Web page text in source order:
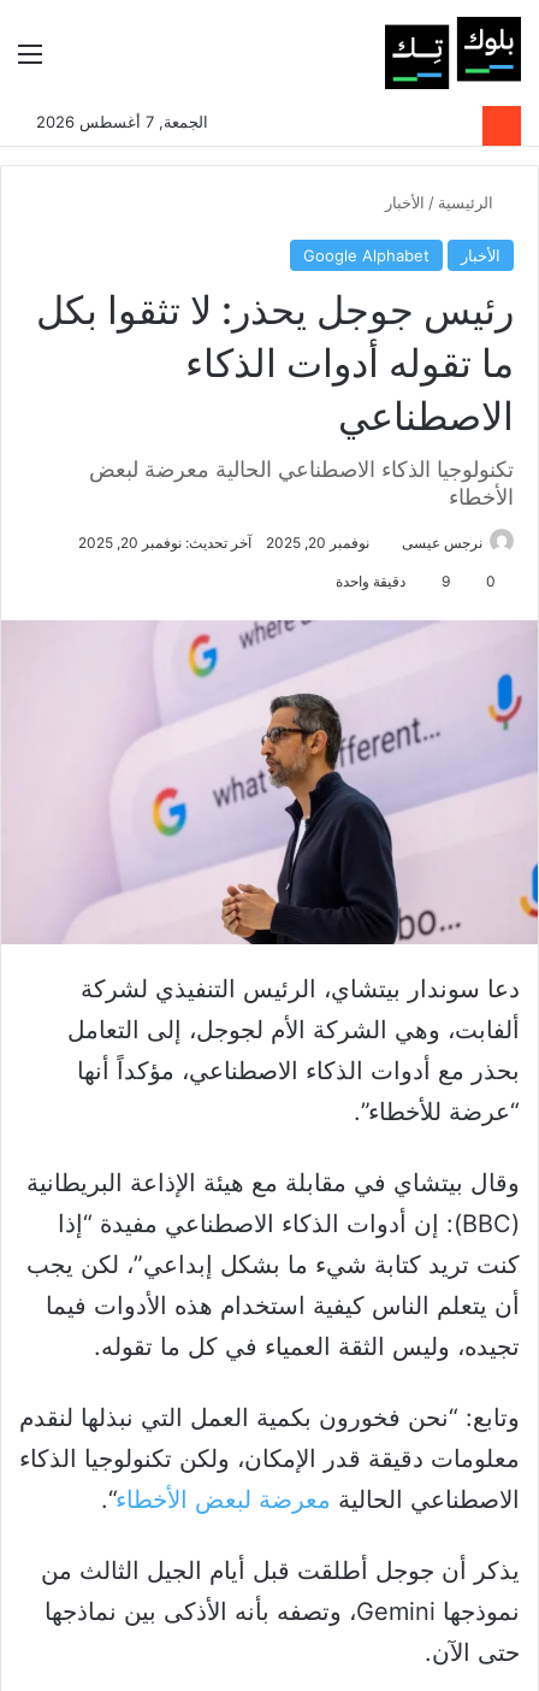
بحثالوضع
الجمعة, 7 أغسطس 2026
الرئيسية / الأخبار
الأخبار Google Alphabet
رئيس جوجل يحذر: لا تثقوا بكل
ما تقوله أدوات الذكاء
الاصطناعي
تكنولوجيا الذكاء الاصطناعي الحالية معرضة لبعض
الأخطاء
نرجس عيسى نوفمبر 20, 2025 آخر تحديث: نوفمبر 20, 2025
0
9 دقيقة واحدة
دعا سوندار بيتشاي، الرئيس التنفيذي لشركة
ألفابت، وهي الشركة الأم لجوجل، إلى التعامل
بحذر مع أدوات الذكاء الاصطناعي، مؤكداً أنها
“عرضة للأخطاء”.
وقال بيتشاي في مقابلة مع هيئة الإذاعة البريطانية
(BBC): إن أدوات الذكاء الاصطناعي مفيدة “إذا
كنت تريد كتابة شيء ما بشكل إبداعي”، لكن يجب
أن يتعلم الناس كيفية استخدام هذه الأدوات فيما
تجيده، وليس الثقة العمياء في كل ما تقوله.
وتابع: “نحن فخورون بكمية العمل التي نبذلها لنقدم
معلومات دقيقة قدر الإمكان، ولكن تكنولوجيا الذكاء
الاصطناعي الحالية معرضة لبعض الأخطاء“.
يذكر أن جوجل أطلقت قبل أيام الجيل الثالث من
نموذجها Gemini، وتصفه بأنه الأذكى بين نماذجها
حتى الآن.